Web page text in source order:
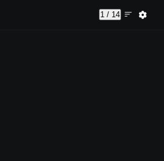
1 / 14